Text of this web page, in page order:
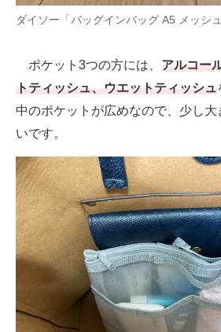
ダイソー「バッグインバッグ A5 メッシュ
ポケット3つの方には、 アルコー
トティッシュ、ウエットティッシュ
中のポケットが広めなので、少し
いです。